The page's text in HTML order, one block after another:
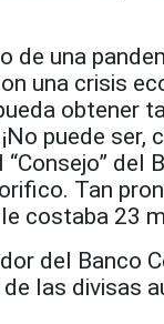
de una
una crisis
obtener
puede ser,
del
Tan
costaba 23
del Banco
las divisas